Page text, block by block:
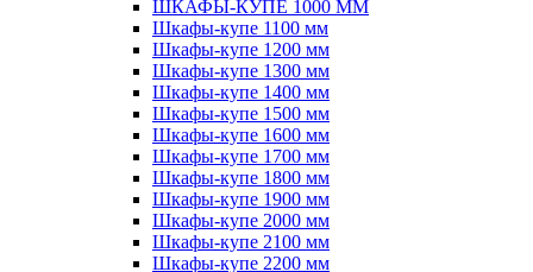
ШКАФЫ-КУПЕ 1000 ММ
Шкафы-купе 1100 мм
Шкафы-купе 1200 мм
Шкафы-купе 1300 мм
Шкафы-купе 1400 мм
Шкафы-купе 1500 мм
Шкафы-купе 1600 мм
Шкафы-купе 1700 мм
Шкафы-купе 1800 мм
Шкафы-купе 1900 мм
Шкафы-купе 2000 мм
Шкафы-купе 2100 мм
Шкафы-купе 2200 мм